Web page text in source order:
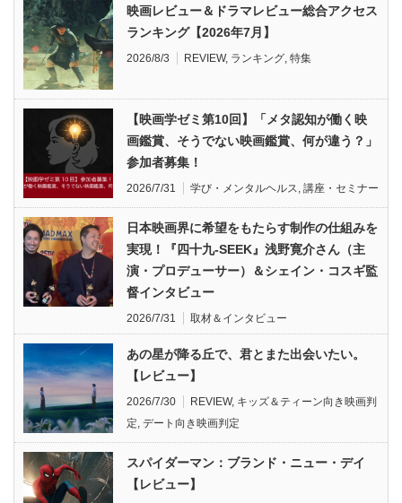
映画レビュー＆ドラマレビュー総合アクセス
ランキング【2026年7月】
2026/8/3 REVIEW, ランキング, 特集
【映画学ゼミ第10回】「メタ認知が働く映
画鑑賞、そうでない映画鑑賞、何が違う？」
参加者募集！
2026/7/31 学び・メンタルヘルス, 講座・セミナー
日本映画界に希望をもたらす制作の仕組みを
実現！『四十九-SEEK』浅野寛介さん（主
演・プロデューサー）＆シェイン・コスギ監
督インタビュー
2026/7/31 取材＆インタビュー
あの星が降る丘で、君とまた出会いたい。
【レビュー】
2026/7/30 REVIEW, キッズ＆ティーン向き映画判
定, デート向き映画判定
スパイダーマン：ブランド・ニュー・デイ
【レビュー】